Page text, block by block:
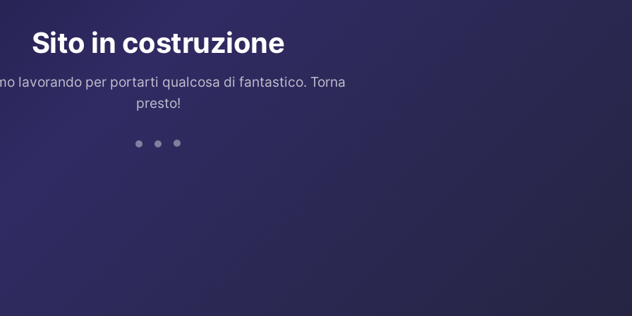
Sito in costruzione
lavorando per portarti qualcosa di fantastico. Torna
presto!